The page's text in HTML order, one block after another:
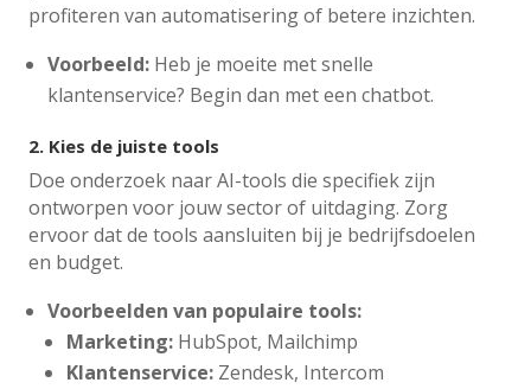
profiteren van automatisering of betere inzichten.
Voorbeeld: Heb je moeite met snelle
klantenservice? Begin dan met een chatbot.
2. Kies de juiste tools
Doe onderzoek naar AI-tools die specifiek zijn
ontworpen voor jouw sector of uitdaging. Zorg
ervoor dat de tools aansluiten bij je bedrijfsdoelen
en budget.
Voorbeelden van populaire tools:
Marketing: HubSpot, Mailchimp
Klantenservice: Zendesk, Intercom